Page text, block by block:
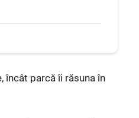
încât parcă îi răsuna în